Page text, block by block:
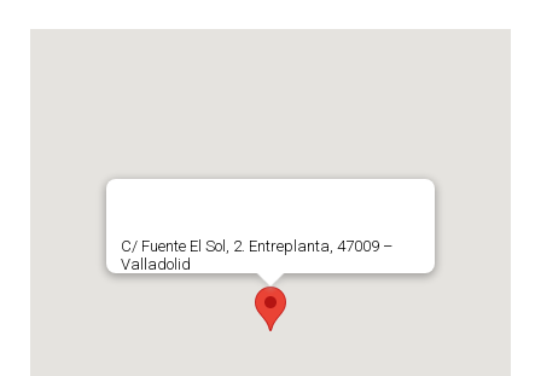
C/ Fuente El Sol, 2. Entreplanta, 47009 –
Valladolid